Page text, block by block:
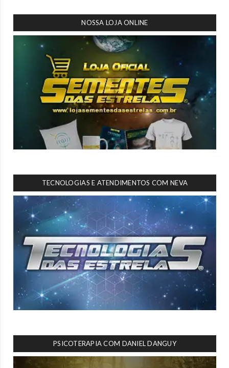
NOSSA LOJA ONLINE
TECNOLOGIAS E ATENDIMENTOS COM NEVA
PSICOTERAPIA COM DANIEL DANGUY